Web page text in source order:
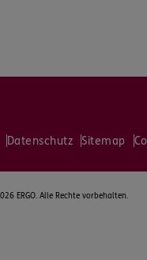
Datenschutz Sitemap
ERGO. Alle Rechte vorbehalten.